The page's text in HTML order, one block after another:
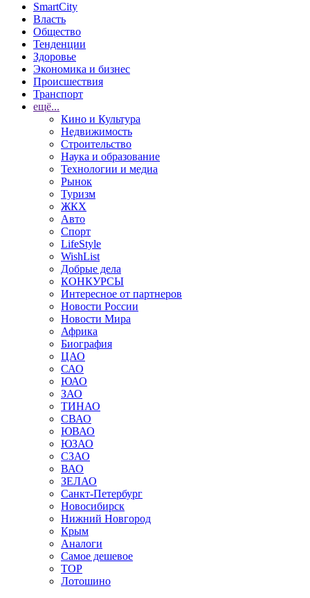
SmartCity
Власть
Общество
Тенденции
Здоровье
Экономика и бизнес
Происшествия
Транспорт
ещё...
Кино и Культура
Недвижимость
Строительство
Наука и образование
Технологии и медиа
Рынок
Туризм
ЖКХ
Авто
Спорт
LifeStyle
WishList
Добрые дела
КОНКУРСЫ
Интересное от партнеров
Новости России
Новости Мира
Африка
Биография
ЦАО
САО
ЮАО
ЗАО
ТИНАО
СВАО
ЮВАО
ЮЗАО
СЗАО
ВАО
ЗЕЛАО
Санкт-Петербург
Новосибирск
Нижний Новгород
Крым
Аналоги
Самое дешевое
TOP
Лотошино